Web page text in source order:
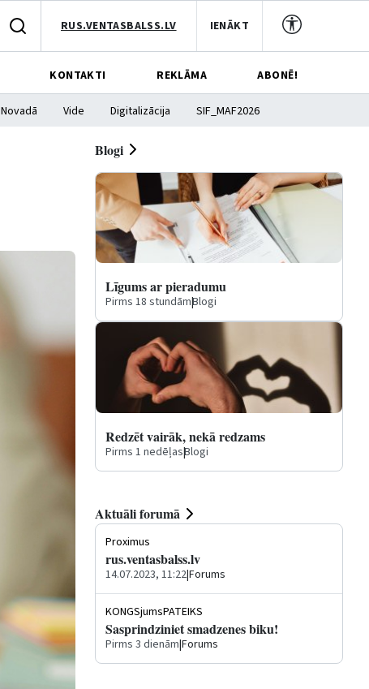
RUS.VENTASBALSS.LV IENĀKT
KONTAKTI REKLĀMA ABONĒ!
Novadā Vide Digitalizācija SIF_MAF2026
Blogi
Līgums ar pieradumu
Pirms 18 stundām|Blogi
Redzēt vairāk, nekā redzams
Pirms 1 nedēļas|Blogi
Aktuāli forumā
Proximus
rus.ventasbalss.lv
14.07.2023, 11:22|Forums
KONGSjumsPATEIKS
Sasprindziniet smadzenes biku!
Pirms 3 dienām|Forums